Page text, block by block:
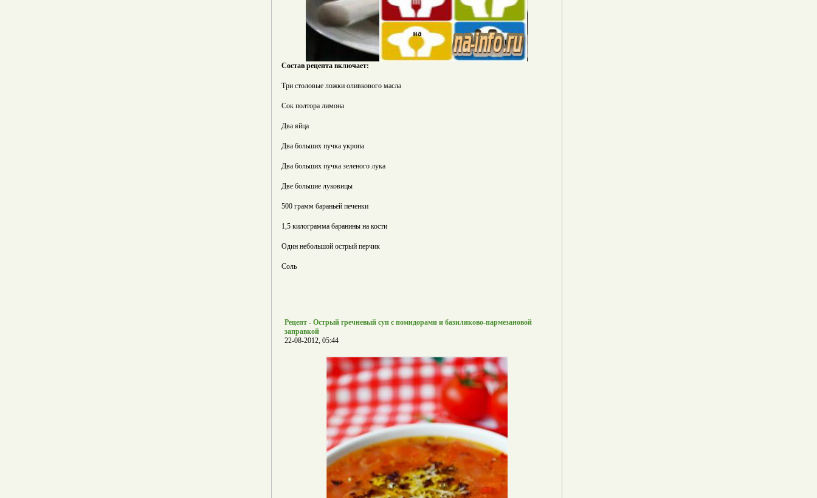
Состав рецепта включает:
Три столовые ложки оливкового масла
Сок полтора лимона
Два яйца
Два больших пучка укропа
Два больших пучка зеленого лука
Две большие луковицы
500 грамм бараньей печенки
1,5 килограмма баранины на кости
Один небольшой острый перчик
Соль
Рецепт - Острый гречневый суп с помидорами и базиликово-пармезановой
заправкой
22-08-2012, 05:44